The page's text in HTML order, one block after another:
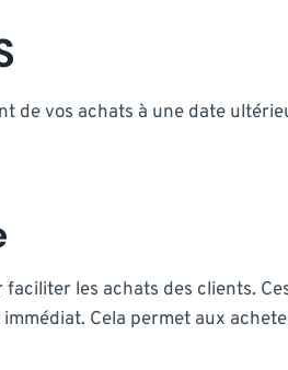
de vos achats à une date
les achats des clients.
Cela permet aux